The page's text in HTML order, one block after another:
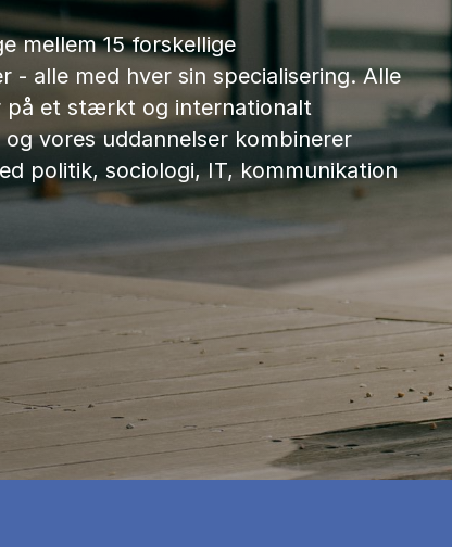
mellem 15 forskellige
- alle med hver sin specialisering. Alle
på et stærkt og internationalt
vores uddannelser kombinerer
politik, sociologi, IT, kommunikation